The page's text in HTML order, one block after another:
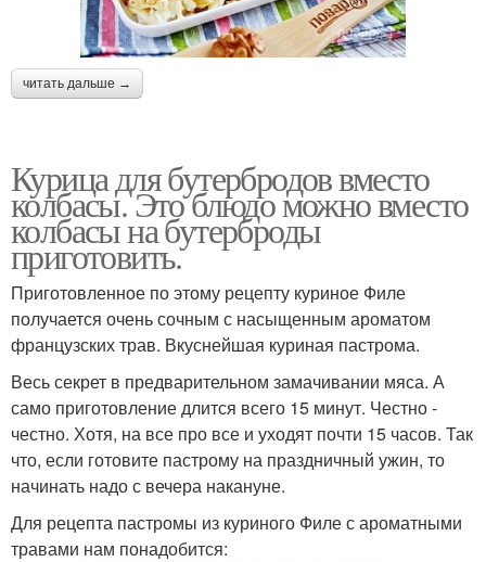
читать дальше →
Курица для бутербродов вместо
колбасы. Это блюдо можно вместо
колбасы на бутерброды
приготовить.
Приготовленное по этому рецепту куриное Филе
получается очень сочным с насыщенным ароматом
французских трав. Вкуснейшая куриная пастрома.
Весь секрет в предварительном замачивании мяса. А
само приготовление длится всего 15 минут. Честно -
честно. Хотя, на все про все и уходят почти 15 часов. Так
что, если готовите пастрому на праздничный ужин, то
начинать надо с вечера накануне.
Для рецепта пастромы из куриного Филе с ароматными
травами нам понадобится: